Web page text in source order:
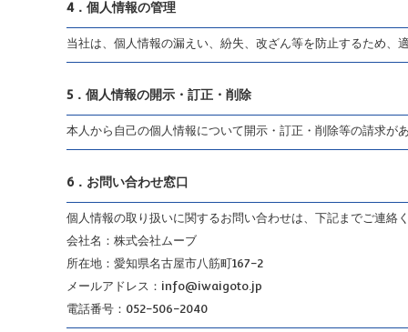
4． 個人情報の管理
当社は、個人情報の漏えい、紛失、改ざん等を防止するため、
5． 個人情報の開示・訂正・削除
本人から自己の個人情報について開示・訂正・削除等の請求が
6． お問い合わせ窓口
個人情報の取り扱いに関するお問い合わせは、下記までご連絡
会社名：株式会社ムーブ
所在地：愛知県名古屋市八筋町167-2
メールアドレス：info@iwaigoto.jp
電話番号：052-506-2040